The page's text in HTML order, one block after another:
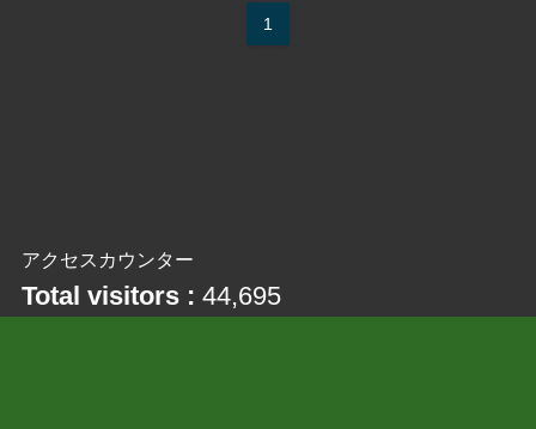
1
アクセスカウンター
Total visitors : 44,695